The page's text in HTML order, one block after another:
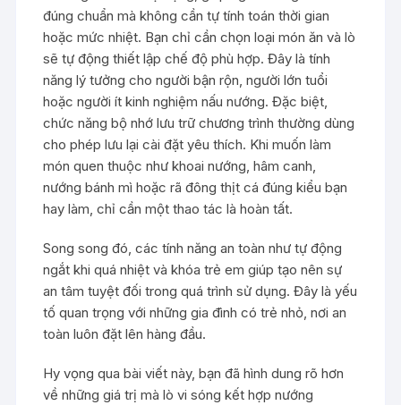
đúng chuẩn mà không cần tự tính toán thời gian
hoặc mức nhiệt. Bạn chỉ cần chọn loại món ăn và lò
sẽ tự động thiết lập chế độ phù hợp. Đây là tính
năng lý tưởng cho người bận rộn, người lớn tuổi
hoặc người ít kinh nghiệm nấu nướng. Đặc biệt,
chức năng bộ nhớ lưu trữ chương trình thường dùng
cho phép lưu lại cài đặt yêu thích. Khi muốn làm
món quen thuộc như khoai nướng, hâm canh,
nướng bánh mì hoặc rã đông thịt cá đúng kiểu bạn
hay làm, chỉ cần một thao tác là hoàn tất.
Song song đó, các tính năng an toàn như tự động
ngắt khi quá nhiệt và khóa trẻ em giúp tạo nên sự
an tâm tuyệt đối trong quá trình sử dụng. Đây là yếu
tố quan trọng với những gia đình có trẻ nhỏ, nơi an
toàn luôn đặt lên hàng đầu.
Hy vọng qua bài viết này, bạn đã hình dung rõ hơn
về những giá trị mà lò vi sóng kết hợp nướng